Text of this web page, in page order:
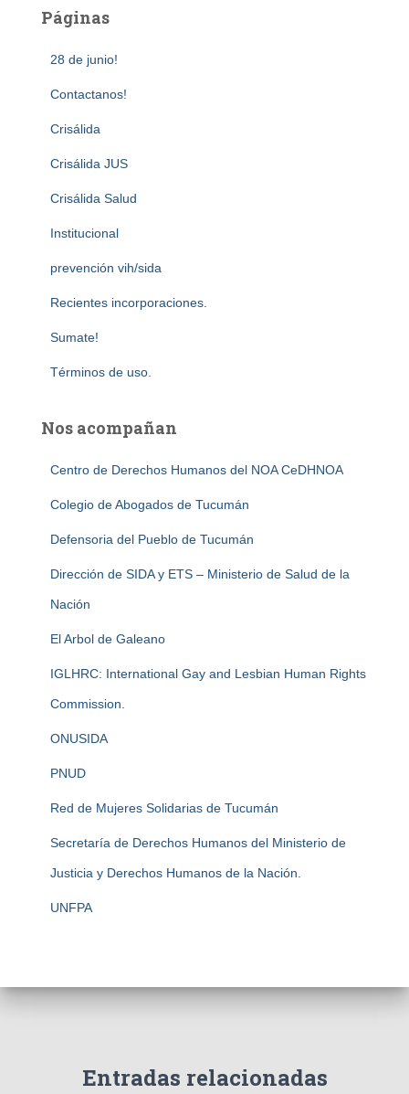
Páginas
28 de junio!
Contactanos!
Crisálida
Crisálida JUS
Crisálida Salud
Institucional
prevención vih/sida
Recientes incorporaciones.
Sumate!
Términos de uso.
Nos acompañan
Centro de Derechos Humanos del NOA CeDHNOA
Colegio de Abogados de Tucumán
Defensoria del Pueblo de Tucumán
Dirección de SIDA y ETS – Ministerio de Salud de la
Nación
El Arbol de Galeano
IGLHRC: International Gay and Lesbian Human Rights
Commission.
ONUSIDA
PNUD
Red de Mujeres Solidarias de Tucumán
Secretaría de Derechos Humanos del Ministerio de
Justicia y Derechos Humanos de la Nación.
UNFPA
Entradas relacionadas